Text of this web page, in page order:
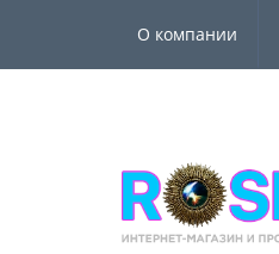
О компании